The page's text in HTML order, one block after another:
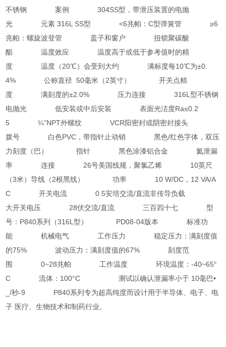
不锈钢 案例 304SS型，带泄压装置的电抛
光 元素 316L SS型 <6兆帕：C型弹簧管 ≥6
兆帕：螺旋波登管 盖子和窗户 扭锁聚碳酸
酯 温度效应 温度高于或低于参考值时的精
度 温度（20℃）会受到大约 满标度每10℃为±0.
4% 公称直径 50毫米（2英寸） 开关点精
度 满刻度的±2.0% 压力连接 316L型不锈钢
电抛光 低安装或中后安装 表面光洁度Ra≤0.2
5 ¼”NPT外螺纹 VCR阳密封或阴密封接头
拨号 白色PVC，带指针止动销 黑色/红色字体，双压
力刻度（巴） 指针 黑色涂漆铝合金 氦泄漏
率 连接 26号美国线规，聚氯乙烯 10英尺
（3米）导线（2根黑线） 功率 10 W/DC，12 VA/A
C 开关电流 0.5安培交流/直流非传导负载
大开关电压 28伏交流/直流 三百四十七 型
号：P840系列（316L型） PD08-04版本 标准功
能 机械电气 工作压力 稳定压力：满刻度值
的75% 波动压力：满刻度值的67% 刻度范
围 0~28兆帕 工作温度 环境温度：-40~65°
C 流体：100°C 测试以确认泄漏率小于 10毫巴•
_/秒-9 P840系列专为超高纯度而设计用于半导体、电子、电
子 医疗、生物技术和制药行业。